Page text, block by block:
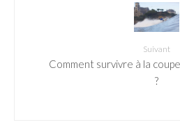
Suivant
Comment survivre à la
?